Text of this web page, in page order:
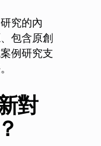
究的內
包含原創
例研究支
對